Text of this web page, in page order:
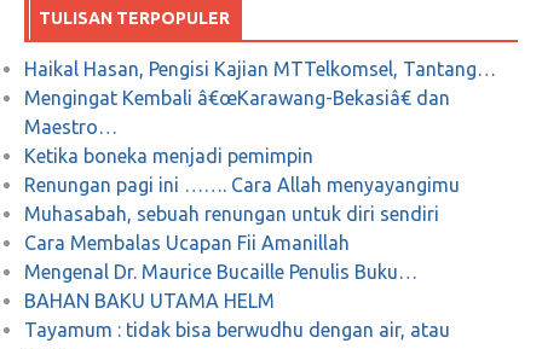
Petahana, Pesonamu Sudah Pudar
Januari 5, 2019 0
Predikat “Porn Addict” Karena “Instant
KARMA”
Desember 18, 2018 0
TULISAN TERPOPULER
Haikal Hasan, Pengisi Kajian MTTelkomsel, Tantang…
Mengingat Kembali â€œKarawang-Bekasiâ€ dan
Maestro…
Ketika boneka menjadi pemimpin
Renungan pagi ini ……. Cara Allah menyayangimu
Muhasabah, sebuah renungan untuk diri sendiri
Cara Membalas Ucapan Fii Amanillah
Mengenal Dr. Maurice Bucaille Penulis Buku…
BAHAN BAKU UTAMA HELM
Tayamum : tidak bisa berwudhu dengan air, atau